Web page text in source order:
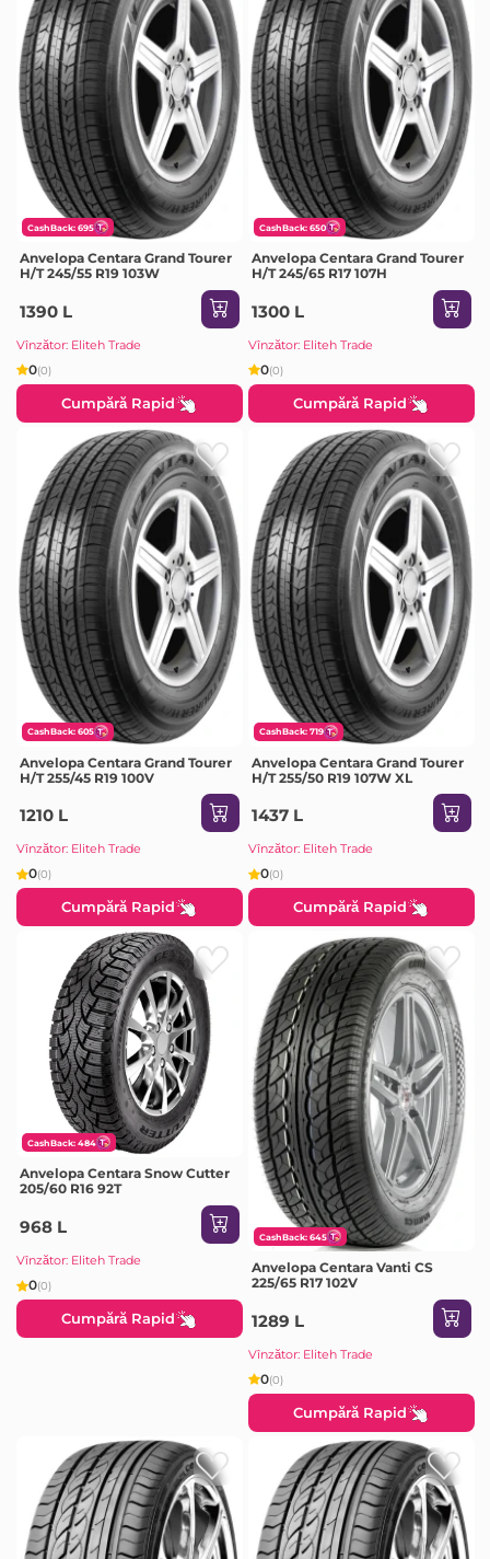
CashBack: 695
Anvelopa Centara Grand Tourer
H/T 245/55 R19 103W
1390 L
Vînzător: Eliteh Trade
0(0)
Cumpără Rapid
CashBack: 650
Anvelopa Centara Grand Tourer
H/T 245/65 R17 107H
1300 L
Vînzător: Eliteh Trade
0(0)
Cumpără Rapid
CashBack: 605
Anvelopa Centara Grand Tourer
H/T 255/45 R19 100V
1210 L
Vînzător: Eliteh Trade
0(0)
Cumpără Rapid
CashBack: 719
Anvelopa Centara Grand Tourer
H/T 255/50 R19 107W XL
1437 L
Vînzător: Eliteh Trade
0(0)
Cumpără Rapid
CashBack: 484
Anvelopa Centara Snow Cutter
205/60 R16 92T
968 L
Vînzător: Eliteh Trade
0(0)
Cumpără Rapid
CashBack: 645
Anvelopa Centara Vanti CS
225/65 R17 102V
1289 L
Vînzător: Eliteh Trade
0(0)
Cumpără Rapid